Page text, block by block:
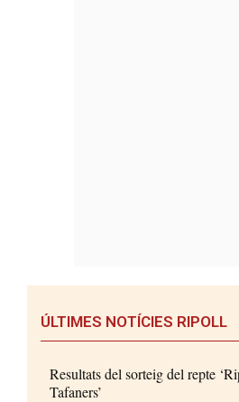
ÚLTIMES NOTÍCIES RIPOLL
Resultats del sorteig del repte
Tafaners’